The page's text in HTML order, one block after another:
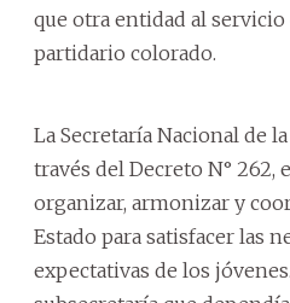
que otra entidad al
partidario colorado.
La Secretaría Nacional de
través del Decreto N° 262,
organizar, armonizar y
Estado para satisfacer las
expectativas de los